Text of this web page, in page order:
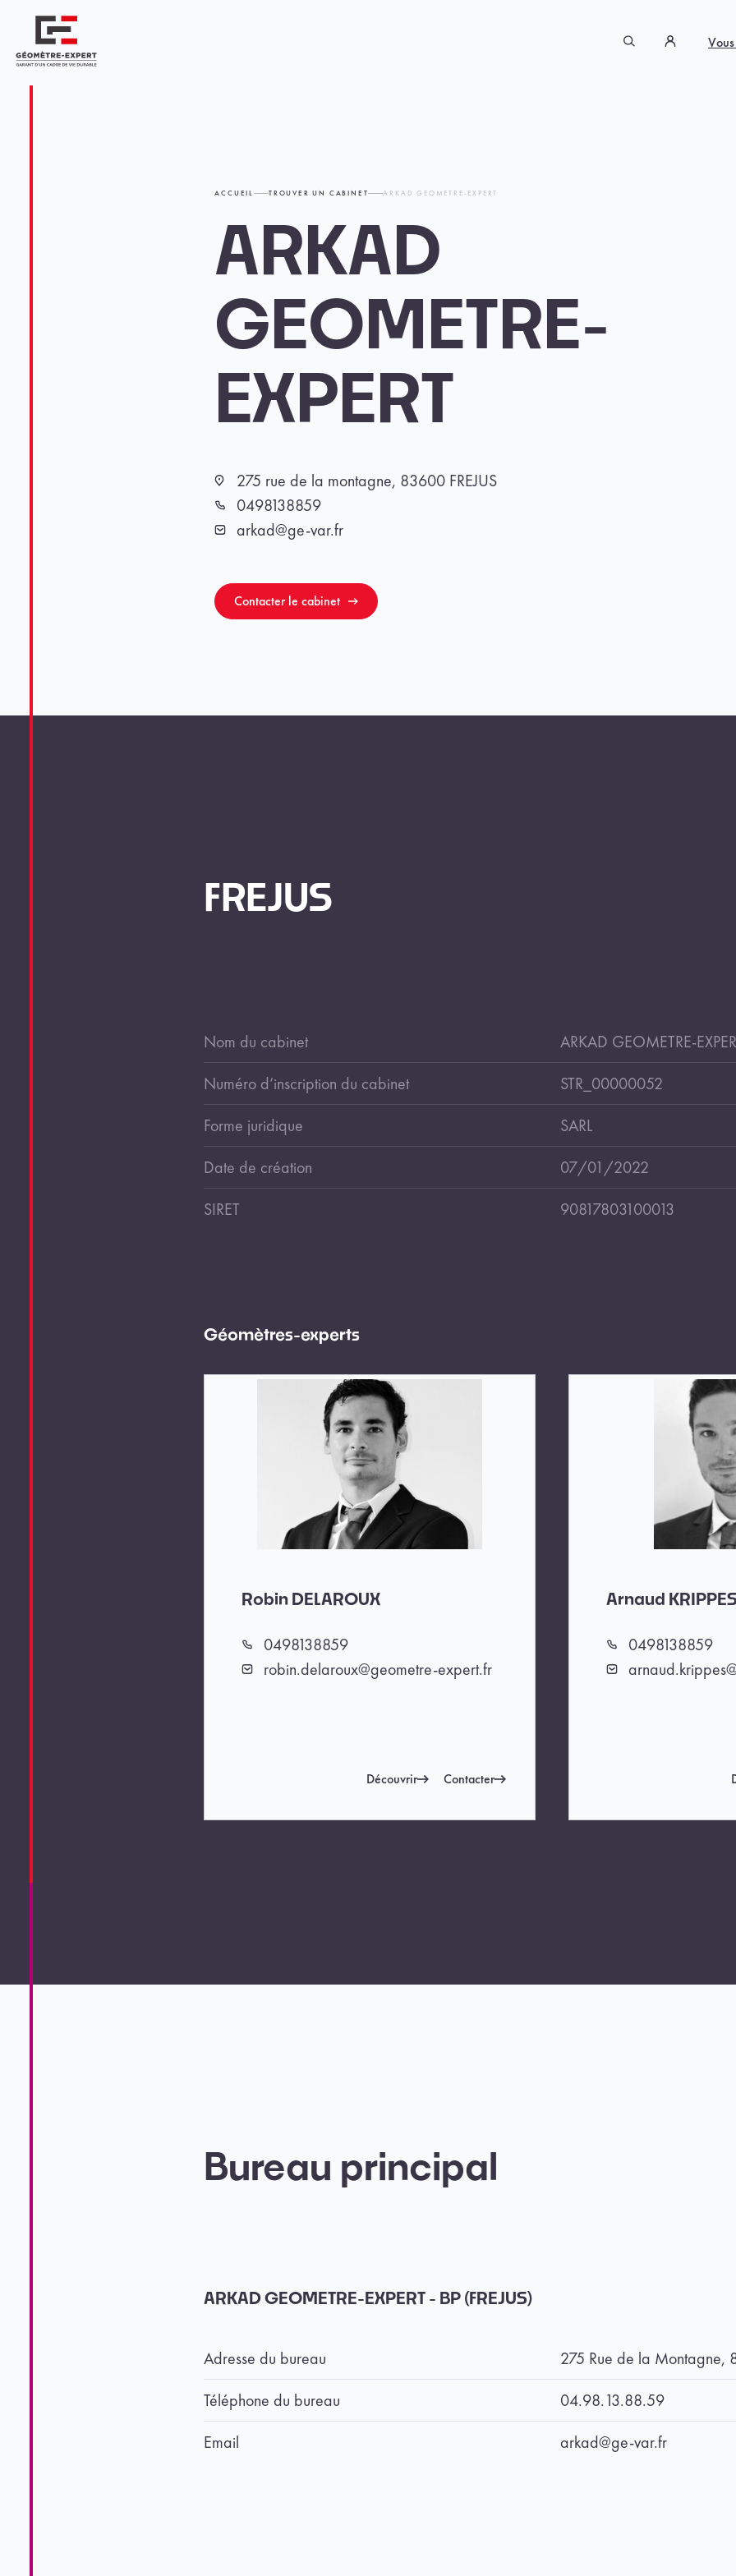
ACCUEIL TROUVER UN CABINET ARKAD GEOMETRE-EXPERT
ARKAD
GEOMETRE-
EXPERT
Localisation
275 rue de la montagne, 83600 FREJUS
Téléphone
0498138859
Emailarkad@ge-var.fr
Contacter le cabinet
FREJUS
Nom du cabinet
ARKAD GEOMETRE-
Numéro d’inscription du cabinet
STR_00000052
Forme juridique
SARL
Date de création
07/01/2022
SIRET
90817803100013
Géomètres-experts
Robin DELAROUX
Téléphone
0498138859
Emailrobin.delaroux@geometre-expert.fr
Découvrir Contacter
Arnaud
Téléphone
0498138859
Email
Bureau principal
ARKAD GEOMETRE-EXPERT - BP (FREJUS)
Adresse du bureau
275 Rue de la Montagne,
Téléphone du bureau
04.98.13.88.59
Email
arkad@ge-var.fr
Panneau de gestion des cookies